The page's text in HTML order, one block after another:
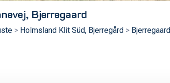
Bjerregaard
> Holmsland Klit Süd, Bjerregård > Bjerregaard